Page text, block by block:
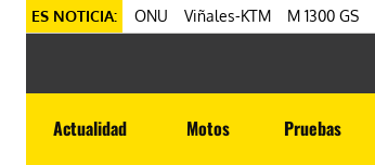
ES NOTICIA: ONU Viñales-KTM M 1300 GS
Actualidad Motos Pruebas